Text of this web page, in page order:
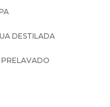
DESTILADA
PRELAVADO